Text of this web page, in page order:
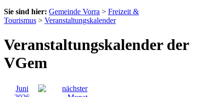
Sie sind hier: Gemeinde Vorra > Freizeit &
Tourismus > Veranstaltungskalender
Veranstaltungskalender der
VGem
Juni